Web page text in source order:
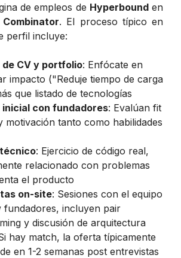
de empleos de Hyperbounden
Combinator. El proceso típico en
perfil incluye:
de CV y portfolio: Enfócate en
impacto ("Reduje tiempo de carga
que listado de tecnologías
inicial con fundadores: Evalúan fit
motivación tanto como habilidades
: Ejercicio de código real,
relacionado con problemas
el producto
on-site: Sesiones con el equipo
fundadores, incluyen pair
y discusión de arquitectura
hay match, la oferta típicamente
en 1-2 semanas post entrevistas